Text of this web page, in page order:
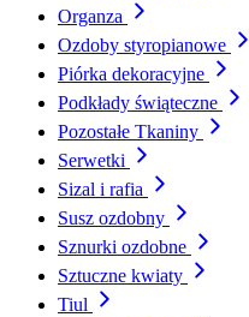
Organza
Ozdoby styropianowe
Piórka dekoracyjne
Podkłady świąteczne
Pozostałe Tkaniny
Serwetki
Sizal i rafia
Susz ozdobny
Sznurki ozdobne
Sztuczne kwiaty
Tiul